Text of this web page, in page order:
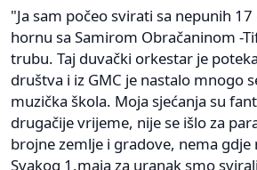
"Ja sam počeo svirati sa nepunih
hornu sa Samirom Obračaninom -
trubu. Taj duvački orkestar je
društva i iz GMC je nastalo mnogo
muzička škola. Moja sjećanja su
drugačije vrijeme, nije se išlo za
brojne zemlje i gradove, nema
Svakog 1.maja za uranak smo